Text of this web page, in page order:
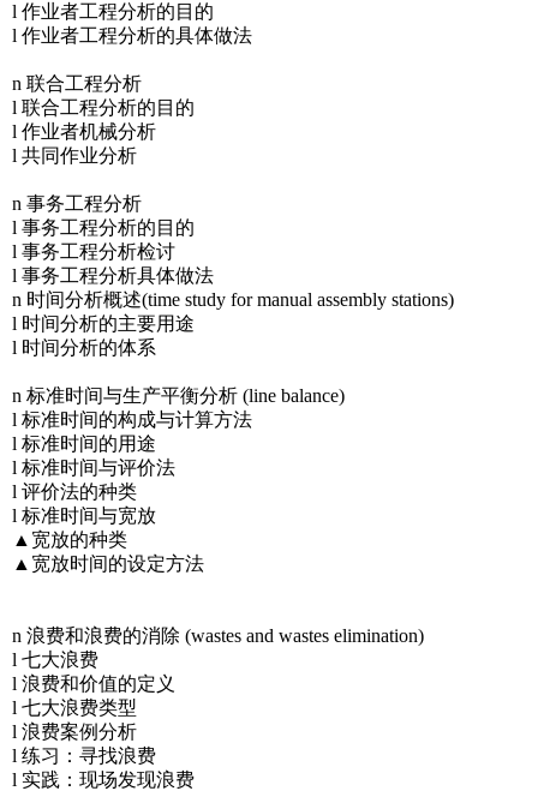
l 作业者工程分析的目的
l 作业者工程分析的具体做法
n 联合工程分析
l 联合工程分析的目的
l 作业者机械分析
l 共同作业分析
n 事务工程分析
l 事务工程分析的目的
l 事务工程分析检讨
l 事务工程分析具体做法
n 时间分析概述(time study for manual assembly stations)
l 时间分析的主要用途
l 时间分析的体系
n 标准时间与生产平衡分析 (line balance)
l 标准时间的构成与计算方法
l 标准时间的用途
l 标准时间与评价法
l 评价法的种类
l 标准时间与宽放
▲宽放的种类
▲宽放时间的设定方法
n 浪费和浪费的消除 (wastes and wastes elimination)
l 七大浪费
l 浪费和价值的定义
l 七大浪费类型
l 浪费案例分析
l 练习：寻找浪费
l 实践：现场发现浪费